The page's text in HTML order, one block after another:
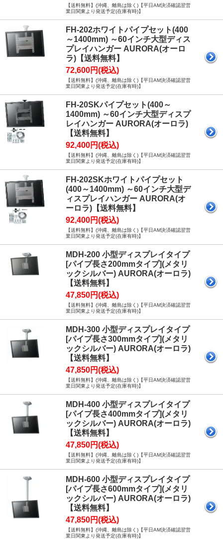
【送料無料】(沖縄、離島は除く)【平日AM決済確認翌営
業日関東より発送予定(在庫有時)】
FH-202ホワイトパイプセット(400
～1400mm) ～60インチ大型ディス
プレイハンガー AURORA(オーロ
ラ)【送料無料】
72,600円(税込)
【送料無料】(沖縄、離島は除く)【平日AM決済確認翌営
業日関東より発送予定(在庫有時)】
FH-20SKパイプセット(400～
1400mm) ～60インチ大型ディスプ
レイハンガー AURORA(オーロラ)
【送料無料】
92,400円(税込)
【送料無料】(沖縄、離島は除く)【平日AM決済確認翌営
業日関東より発送予定(在庫有時)】
FH-202SKホワイトパイプセット
(400～1400mm) ～60インチ大型デ
ィスプレイハンガー AURORA(オ
ーロラ)【送料無料】
92,400円(税込)
【送料無料】(沖縄、離島は除く)【平日AM決済確認翌営
業日関東より発送予定(在庫有時)】
MDH-200 小型ディスプレイタイプ
[パイプ長さ200mmタイプ](メタリ
ックシルバー) AURORA(オーロラ)
【送料無料】
47,850円(税込)
【送料無料】(沖縄、離島は除く)【平日AM決済確認翌営
業日関東より発送予定(在庫有時)】
MDH-300 小型ディスプレイタイプ
[パイプ長さ300mmタイプ](メタリ
ックシルバー) AURORA(オーロラ)
【送料無料】
47,850円(税込)
【送料無料】(沖縄、離島は除く)【平日AM決済確認翌営
業日関東より発送予定(在庫有時)】
MDH-400 小型ディスプレイタイプ
[パイプ長さ400mmタイプ](メタリ
ックシルバー) AURORA(オーロラ)
【送料無料】
47,850円(税込)
【送料無料】(沖縄、離島は除く)【平日AM決済確認翌営
業日関東より発送予定(在庫有時)】
MDH-600 小型ディスプレイタイプ
[パイプ長さ600mmタイプ](メタリ
ックシルバー) AURORA(オーロラ)
【送料無料】
47,850円(税込)
【送料無料】(沖縄、離島は除く)【平日AM決済確認翌営
業日関東より発送予定(在庫有時)】